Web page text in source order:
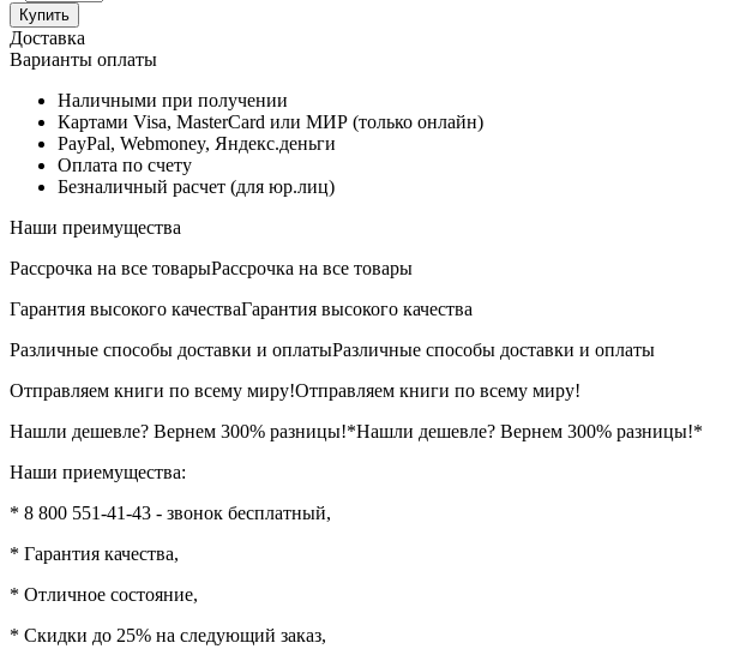
Купить
Доставка
Варианты оплаты
Наличными при получении
Картами Visa, MasterCard или МИР (только онлайн)
PayPal, Webmoney, Яндекс.деньги
Оплата по счету
Безналичный расчет (для юр.лиц)
Наши преимущества
Рассрочка на все товарыРассрочка на все товары
Гарантия высокого качестваГарантия высокого качества
Различные способы доставки и оплатыРазличные способы доставки и оплаты
Отправляем книги по всему миру!Отправляем книги по всему миру!
Нашли дешевле? Вернем 300% разницы!*Нашли дешевле? Вернем 300% разницы!*
Наши приемущества:
* 8 800 551-41-43 - звонок бесплатный,
* Гарантия качества,
* Отличное состояние,
* Скидки до 25% на следующий заказ,